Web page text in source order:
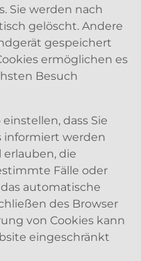
Sie werden nach
gelöscht. Andere
gespeichert
ermöglichen es
Besuch
dass Sie
informiert werden
erlauben, die
Fälle oder
automatische
des Browser
von Cookies kann
eingeschränkt